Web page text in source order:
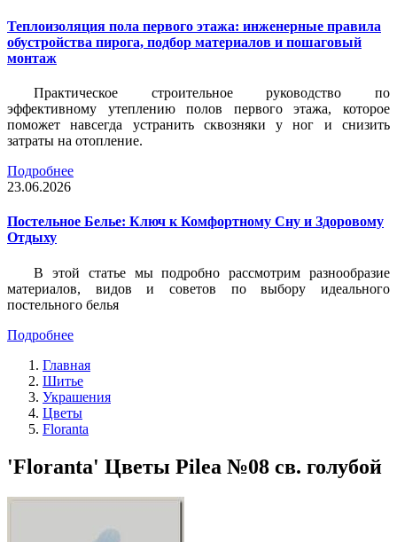
Теплоизоляция пола первого этажа: инженерные правила
обустройства пирога, подбор материалов и пошаговый
монтаж
Практическое строительное руководство по
эффективному утеплению полов первого этажа, которое
поможет навсегда устранить сквозняки у ног и снизить
затраты на отопление.
Подробнее
23.06.2026
Постельное Белье: Ключ к Комфортному Сну и Здоровому
Отдыху
В этой статье мы подробно рассмотрим разнообразие
материалов, видов и советов по выбору идеального
постельного белья
Подробнее
Главная
Шитье
Украшения
Цветы
Floranta
'Floranta' Цветы Pilea №08 св. голубой